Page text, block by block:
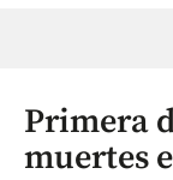
Primera
muertes